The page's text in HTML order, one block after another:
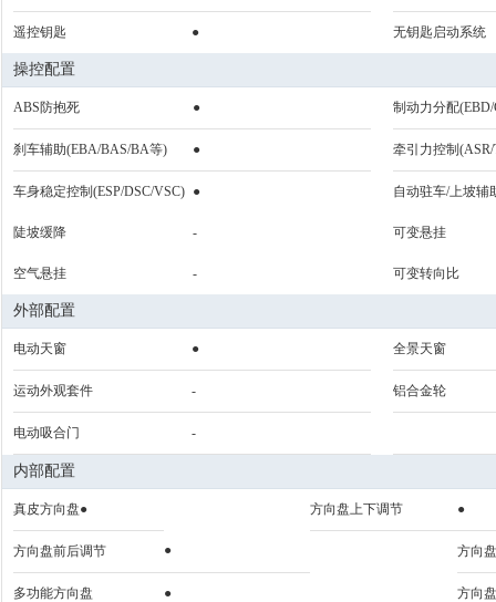
遥控钥匙 ● 无钥匙启动系统
操控配置
ABS防抱死 ● 制动力分配
刹车辅助(EBA/BAS/BA等) ● 牵引力控制(ASR/
车身稳定控制(ESP/DSC/VSC) ● 自动驻车/上坡辅
陡坡缓降 - 可变悬挂
空气悬挂 - 可变转向比
外部配置
电动天窗 ● 全景天窗
运动外观套件 - 铝合金轮
电动吸合门 -
内部配置
真皮方向盘● 方向盘上下调节 ●
方向盘前后调节 ● 方向
多功能方向盘 ● 方向